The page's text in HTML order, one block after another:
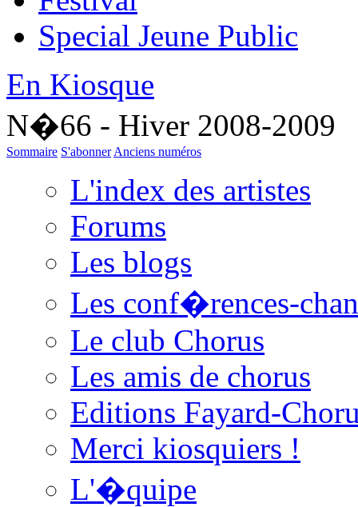
Special Jeune Public
En Kiosque
N�66 - Hiver 2008-2009
Sommaire S'abonner Anciens numéros
L'index des artistes
Forums
Les blogs
Les conf�rences-
Le club Chorus
Les amis de chorus
Editions Fayard-
Merci kiosquiers !
L'�quipe